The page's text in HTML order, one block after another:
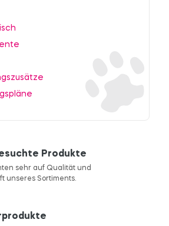
Produkte
sehr auf Qualität und
unseres Sortiments.